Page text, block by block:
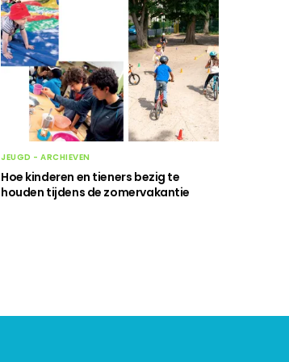
JEUGD - ARCHIEVEN
Hoe kinderen en tieners bezig te
houden tijdens de zomervakantie